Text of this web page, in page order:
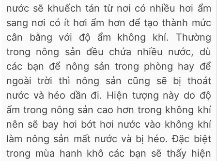
nước sẽ khuếch tán từ nơi có nhiều hơi ẩm
sang nơi có ít hơi ẩm hơn để tạo thành mức
cân bằng với độ ẩm không khí. Thường
trong nông sản đều chứa nhiều nước, dù
các bạn để nông sản trong phòng hay để
ngoài trời thì nông sản cũng sẽ bị thoát
nước và héo dần đi. Hiện tượng này do độ
ẩm trong nông sản cao hơn trong không khí
nên sẽ bay hơi bớt hơi nước vào không khí
làm nông sản mất nước và bị héo. Đặc biệt
trong mùa hanh khô các bạn sẽ thấy hiện